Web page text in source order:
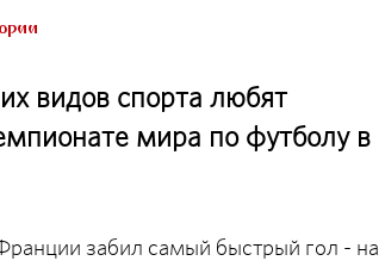
видов спорта любят
мира по футболу в
забил самый быстрый гол - на